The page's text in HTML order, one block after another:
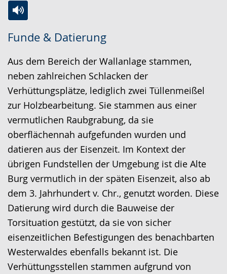
Funde & Datierung
Leichten
Sprache
wechseln.
Audio-
Unterstützung.
Video
in
Deutscher
Gebärdensprache
wird
angezeigt.
Aus dem Bereich der Wallanlage stammen,
neben zahlreichen Schlacken der
Verhüttungsplätze, lediglich zwei Tüllenmeißel
zur Holzbearbeitung. Sie stammen aus einer
vermutlichen Raubgrabung, da sie
oberflächennah aufgefunden wurden und
datieren aus der Eisenzeit. Im Kontext der
übrigen Fundstellen der Umgebung ist die Alte
Burg vermutlich in der späten Eisenzeit, also ab
dem 3. Jahrhundert v. Chr., genutzt worden. Diese
Datierung wird durch die Bauweise der
Torsituation gestützt, da sie von sicher
eisenzeitlichen Befestigungen des benachbarten
Westerwaldes ebenfalls bekannt ist. Die
Verhüttungsstellen stammen aufgrund von